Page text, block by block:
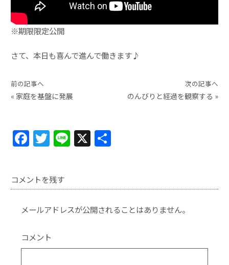
※期限限定公開
さて、本日も喜んで進んで働きます♪
前の記事へ
« 家庭を基盤に発展
次の記事へ
のんびりと経過を観察する »
F
a
c
e
b
o
o
k
T
w
itt
er
Li
n
X
コメントを残す
メールアドレスが公開されることはありません。
コメント